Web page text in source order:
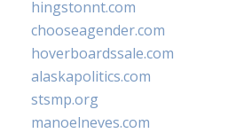
hingstonnt.com
chooseagender.com
hoverboardssale.com
alaskapolitics.com
stsmp.org
manoelneves.com